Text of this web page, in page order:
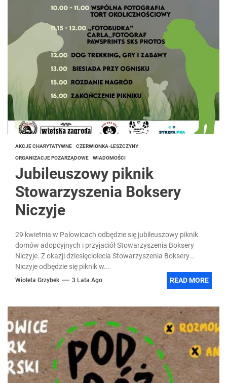
AKCJE CHARYTATYWNE CZERWIONKA-LESZCZYNY
ORGANIZACJE POZARZĄDOWE WIADOMOŚCI
Jubileuszowy piknik
Stowarzyszenia Boksery
Niczyje
29 kwietnia w Palowicach odbędzie się jubileuszowy piknik
domów adopcyjnych i przyjaciół Stowarzyszenia Boksery
Niczyje. Z okazji dziesięciolecia Stowarzyszenia Boksery
Niczyje odbędzie się piknik w...
Wioleta Grzybek 3 Lata Ago READ MORE